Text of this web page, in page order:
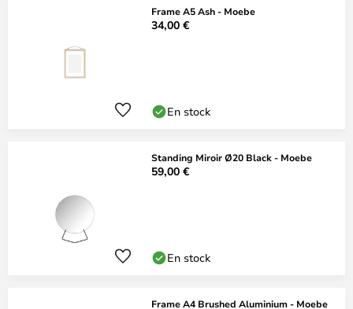
Frame A5 Ash - Moebe
34,00 €
En stock
Standing Miroir Ø20 Black - Moebe
59,00 €
En stock
Frame A4 Brushed Aluminium - Moebe